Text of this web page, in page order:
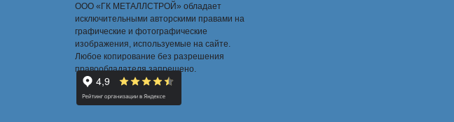
ООО «ГК МЕТАЛЛСТРОЙ» обладает
исключительными авторскими правами на
графические и фотографические
изображения, используемые на сайте.
Любое копирование без разрешения
правообладателя запрещено.